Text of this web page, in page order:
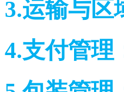
3.运输与
4.支付管